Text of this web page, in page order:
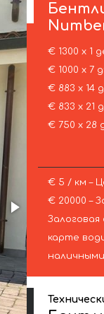
€ 1300 х 1
€ 1000 х 7
€ 883 х 14
€ 833 х 21
€ 750 х 28
€ 5 / км –
€ 20000 –
карте